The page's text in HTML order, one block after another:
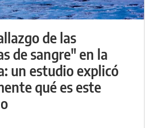
de las
de sangre" en la
un estudio explicó
qué es este